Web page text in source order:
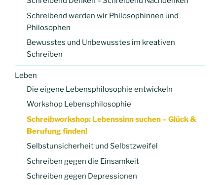
Schreibend werden wir Philosophinnen und
Philosophen
Bewusstes und Unbewusstes im kreativen
Schreiben
Leben
Die eigene Lebensphilosophie entwickeln
Workshop Lebensphilosophie
Schreibworkshop: Lebenssinn suchen – Glück &
Berufung finden!
Selbstunsicherheit und Selbstzweifel
Schreiben gegen die Einsamkeit
Schreiben gegen Depressionen